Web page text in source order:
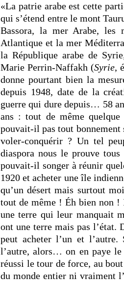
«La patrie arabe est cette
qui s’étend entre le mont
Bassora, la mer Arabe, les
Atlantique et la mer
la République arabe de
Marie Perrin-Naffakh (Syrie,
donne pourtant bien la
depuis 1948, date de la
guerre qui dure depuis… 58
ans : tout de même
pouvait-il pas tout bonnement
voler-conquérir ? Un tel
diaspora nous le prouve
pouvait-il songer à réunir
1920 et acheter une île
qu’un désert mais surtout
tout de même ! Éh bien non !
une terre qui leur manquait
ont une terre mais pas l’état.
peut acheter l’un et
l’autre, alors… on en paye
réussi le tour de force, au
du monde entier ni vraiment